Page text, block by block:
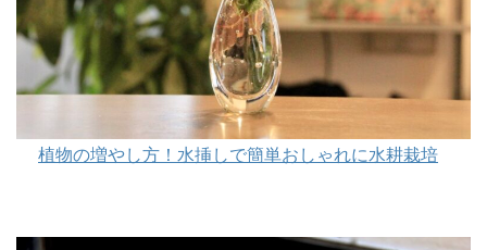
植物の増やし方！水挿しで簡単おしゃれに水耕栽培